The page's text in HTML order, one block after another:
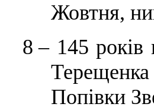
Жовтня,
8 –145 років
Попівки